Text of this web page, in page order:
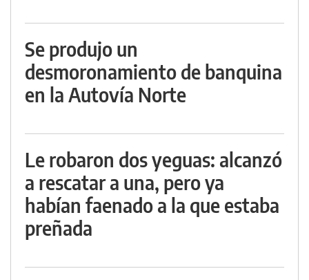
Se produjo un
desmoronamiento de banquina
en la Autovía Norte
Le robaron dos yeguas: alcanzó
a rescatar a una, pero ya
habían faenado a la que estaba
preñada